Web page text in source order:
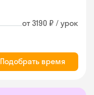
от 3190 ₽ / урок
Подобрать время